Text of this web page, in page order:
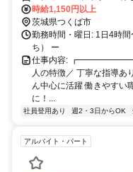
時給1,150円以上
茨城県つくば市
勤務時間・曜日: 1日4時
ち） ー
仕事内容:
人の特徴／ 丁寧な指導あ
ん中心に活躍 働きやすい
に！...
社員登用あり 週2・3日からOK
アルバイト・パート